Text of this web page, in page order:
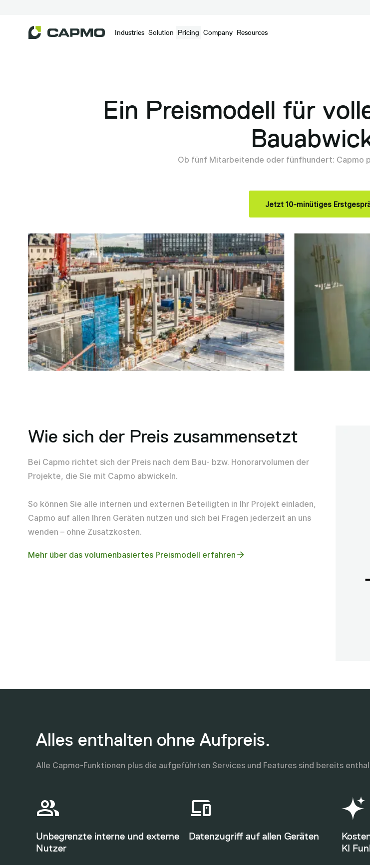
Industries Solution Pricing Company Resources
Ein Preismodell für
Ob fünf Mitarbeitende oder fünfhundert: Capmo
Jetzt 10-minütiges
Wie sich der Preis zusammensetzt
Bei Capmo richtet sich der Preis nach dem Bau- bzw. Honorarvolumen der
Projekte, die Sie mit Capmo abwickeln.
So können Sie alle internen und externen Beteiligten in Ihr Projekt einladen,
Capmo auf allen Ihren Geräten nutzen und sich bei Fragen jederzeit an uns
wenden – ohne Zusatzkosten.
Mehr über das volumenbasiertes Preismodell erfahren
Alles enthalten ohne Aufpreis.
Alle Capmo-Funktionen plus die aufgeführten Services und Features sind bereits
Unbegrenzte interne und externe
Nutzer
Datenzugriff auf allen Geräten
KI